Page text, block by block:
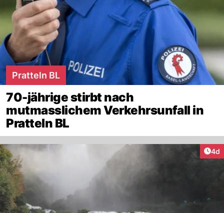
Pratteln BL
70-jährige stirbt nach
mutmasslichem Verkehrsunfall in
Pratteln BL
4d